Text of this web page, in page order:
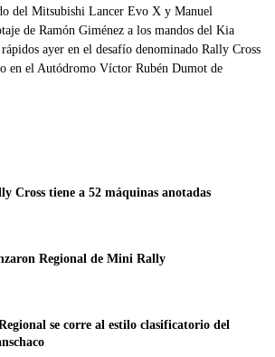
del Mitsubishi Lancer Evo X y Manuel
de Ramón Giménez a los mandos del Kia
ayer en el desafío denominado Rally Cross
en el Autódromo Víctor Rubén Dumot de
Cross tiene a 52 máquinas anotadas
Regional de Mini Rally
se corre al estilo clasificatorio del